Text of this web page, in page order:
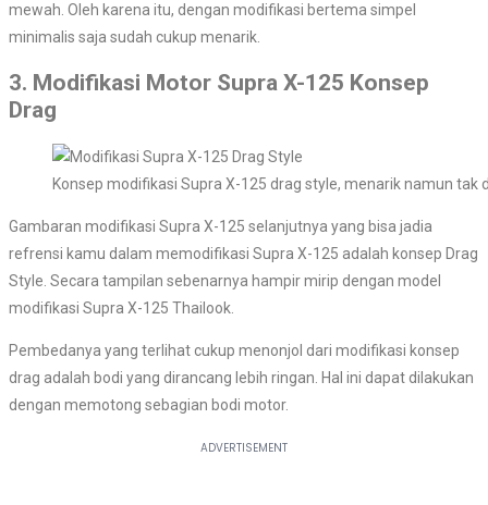
mewah. Oleh karena itu, dengan modifikasi bertema simpel
minimalis saja sudah cukup menarik.
3. Modifikasi Motor Supra X-125 Konsep
Drag
Konsep modifikasi Supra X-125 drag style, menarik namun tak
Gambaran modifikasi Supra X-125 selanjutnya yang bisa jadia
refrensi kamu dalam memodifikasi Supra X-125 adalah konsep Drag
Style. Secara tampilan sebenarnya hampir mirip dengan model
modifikasi Supra X-125 Thailook.
Pembedanya yang terlihat cukup menonjol dari modifikasi konsep
drag adalah bodi yang dirancang lebih ringan. Hal ini dapat dilakukan
dengan memotong sebagian bodi motor.